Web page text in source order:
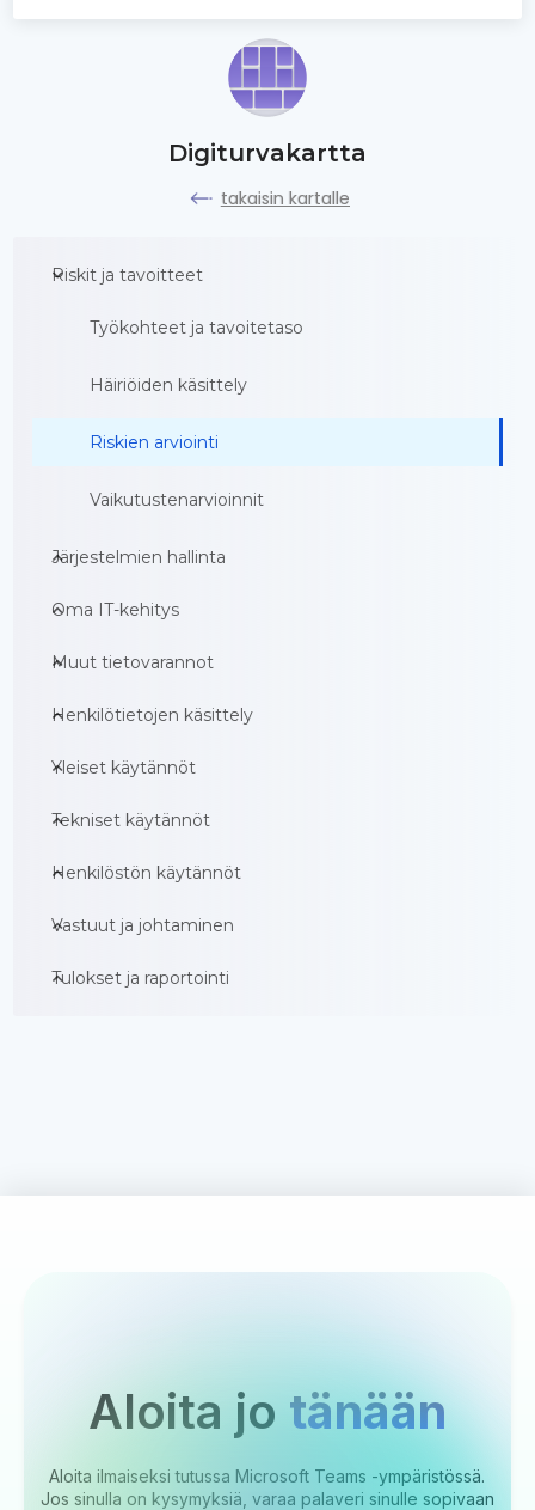
Digiturvakartta
takaisin kartalle
Riskit ja tavoitteet

Työkohteet ja tavoitetaso
Häiriöiden käsittely
Riskien arviointi
Vaikutustenarvioinnit
Järjestelmien hallinta

Oma IT-kehitys

Muut tietovarannot

Henkilötietojen käsittely

Yleiset käytännöt

Tekniset käytännöt

Henkilöstön käytännöt

Vastuut ja johtaminen

Tulokset ja raportointi

Aloita jo tänään
Aloita ilmaiseksi tutussa Microsoft Teams -ympäristössä.
Jos sinulla on kysymyksiä, varaa palaveri sinulle sopivaan